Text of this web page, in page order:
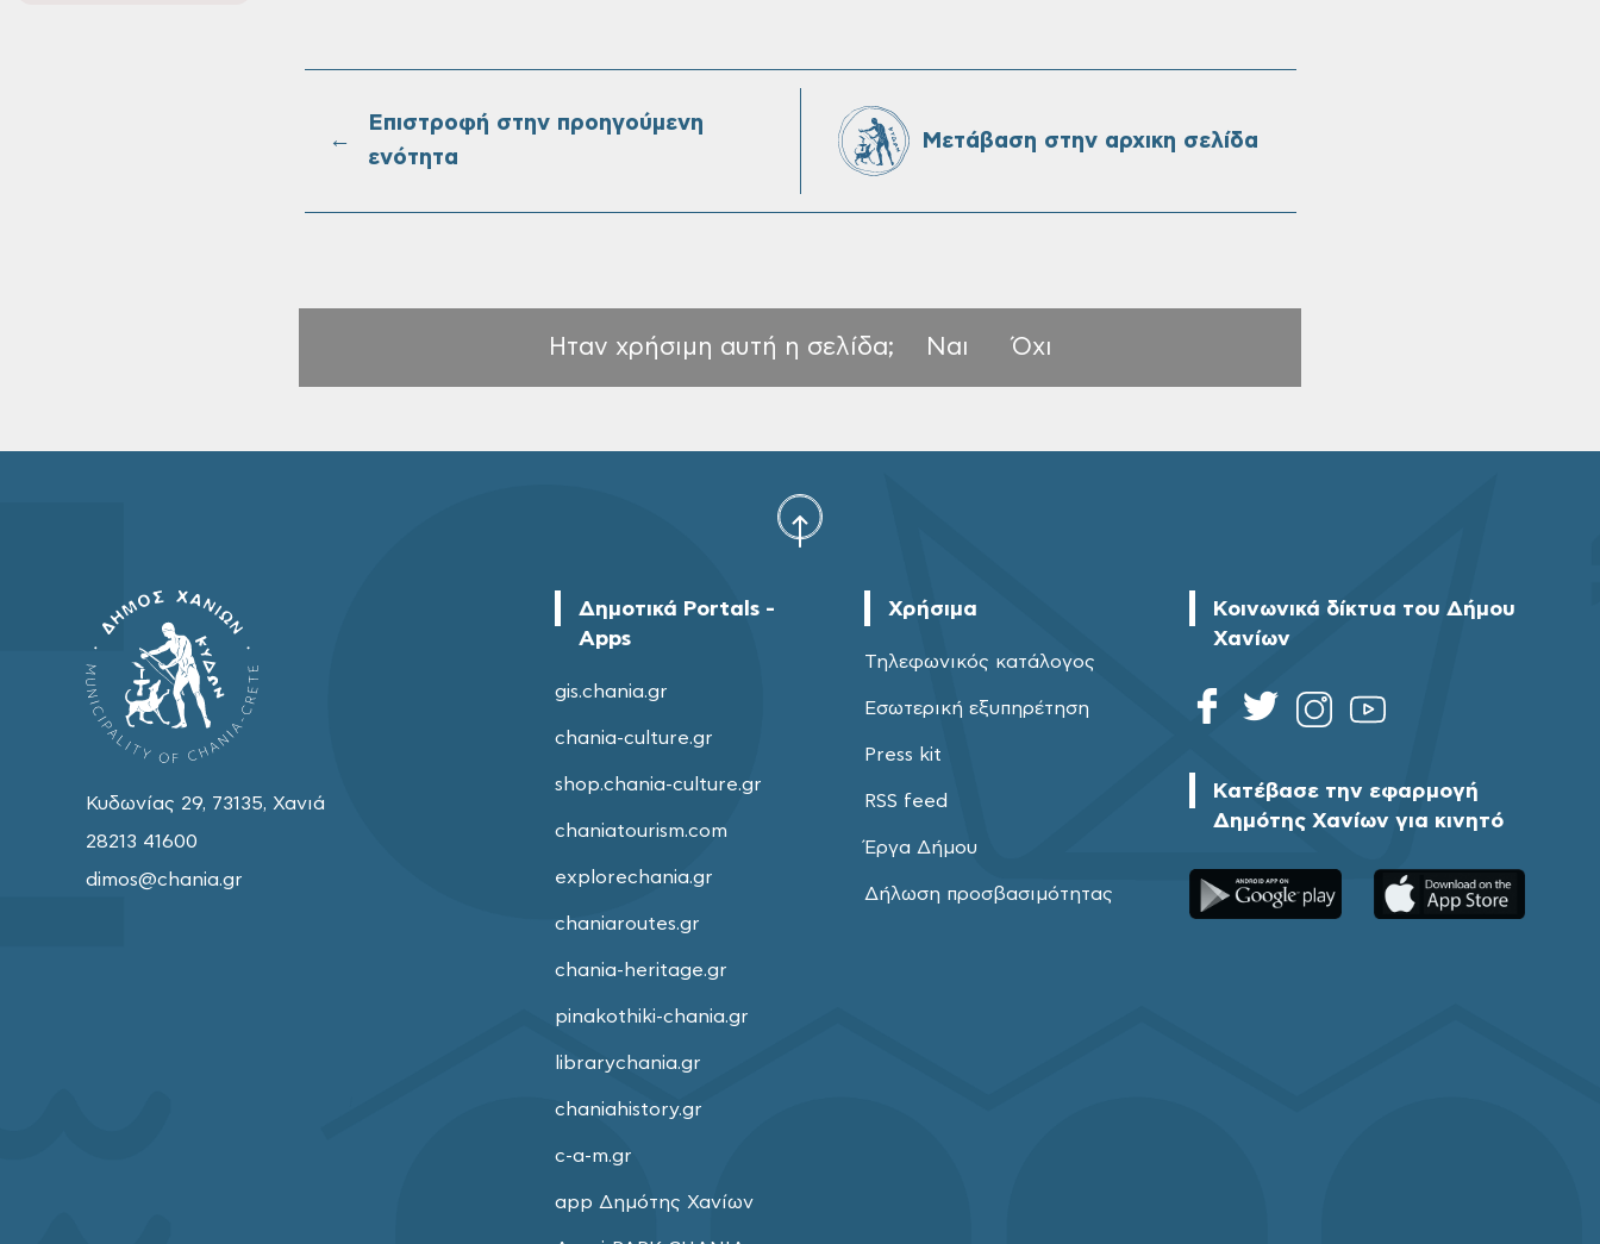
←
Επιστροφή στην προηγούμενη
ενότητα
Μετάβαση στην αρχικη σελίδα
Ηταν χρήσιμη αυτή η σελίδα; Ναι Όχι
Κυδωνίας 29, 73135, Χανιά
28213 41600
dimos@chania.gr
Δημοτικά Portals -
Apps
gis.chania.gr
chania-culture.gr
shop.chania-culture.gr
chaniatourism.com
explorechania.gr
chaniaroutes.gr
chania-heritage.gr
pinakothiki-chania.gr
librarychania.gr
chaniahistory.gr
c-a-m.gr
app Δημότης Χανίων
Χρήσιμα
Τηλεφωνικός κατάλογος
Εσωτερική εξυπηρέτηση
Press kit
RSS feed
Έργα Δήμου
Δήλωση προσβασιμότητας
Κοινωνικά δίκτυα του Δήμου
Χανίων
Κατέβασε την εφαρμογή
Δημότης Χανίων για κινητό